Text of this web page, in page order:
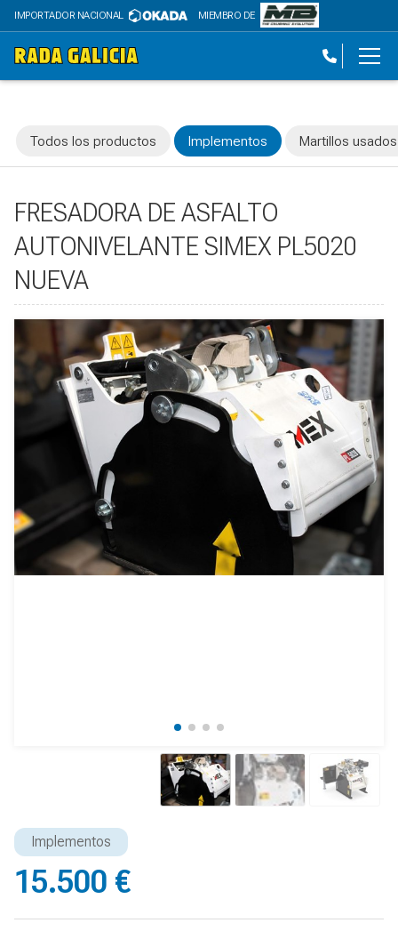
IMPORTADOR NACIONAL MIEMBRO DE
Todos los productos Implementos Martillos usados
FRESADORA DE ASFALTO
AUTONIVELANTE SIMEX PL5020
NUEVA
Implementos
15.500 €